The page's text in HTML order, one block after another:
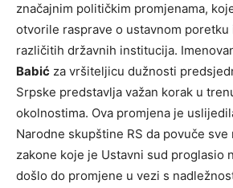
značajnim političkim promjenama,
otvorile rasprave o ustavnom poretku
različitih državnih institucija.
Babić za vršiteljicu dužnosti
Srpske predstavlja važan korak u
okolnostima. Ova promjena je
Narodne skupštine RS da povuče
zakone koje je Ustavni sud proglasio
došlo do promjene u vezi s